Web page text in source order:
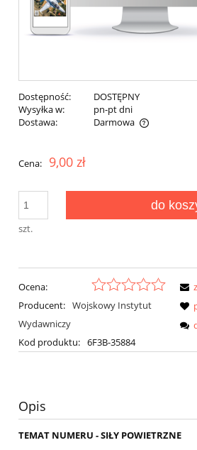
Dostępność:
DOSTĘPNY
Wysyłka w:
pn-pt dni
Dostawa:
Darmowa
Cena nie zawiera ewentualnych
Cena: 9,00 zł
szt.
do
Ocena:
Producent: Wojskowy Instytut
Wydawniczy
Kod produktu: 6F3B-35884
Opis
TEMAT NUMERU - SIŁY POWIETRZNE